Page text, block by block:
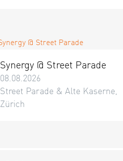
Synergy @ Street Parade
08.08.2026
Street Parade & Alte Kaserne,
Zürich